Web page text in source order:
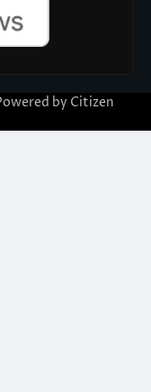
by Citizen